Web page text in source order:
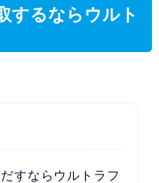
するならウルト
すならウルトラフ